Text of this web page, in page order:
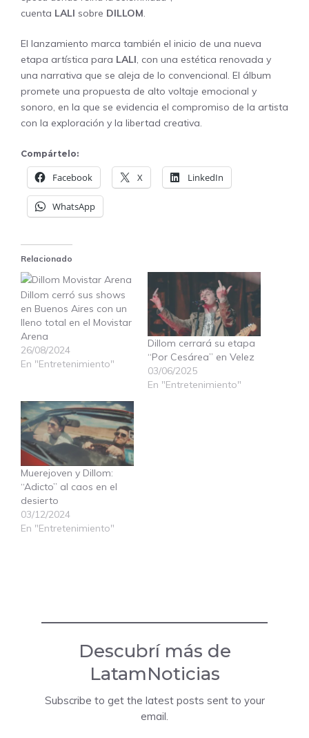
cuenta LALI sobre DILLOM
El lanzamiento marca también el inicio de una nueva
etapa artística para LALI , con una estética renovada y
una narrativa que se aleja de lo convencional. El álbum
promete una propuesta de alto voltaje emocional y
sonoro, en la que se evidencia el compromiso de la artista
con la exploración y la libertad creativa.
Compártelo:
Facebook X LinkedIn
WhatsApp
Relacionado
Dillom cerró sus shows
en Buenos Aires con un
lleno total en el Movistar
Arena
26/08/2024
En "Entretenimiento"
Dillom cerrará su etapa
“Por Cesárea” en Velez
03/06/2025
En "Entretenimiento"
Muerejoven y Dillom:
“Adicto” al caos en el
desierto
03/12/2024
En "Entretenimiento"
Descubrí más de
LatamNoticias
Subscribe to get the latest posts sent to your
email.